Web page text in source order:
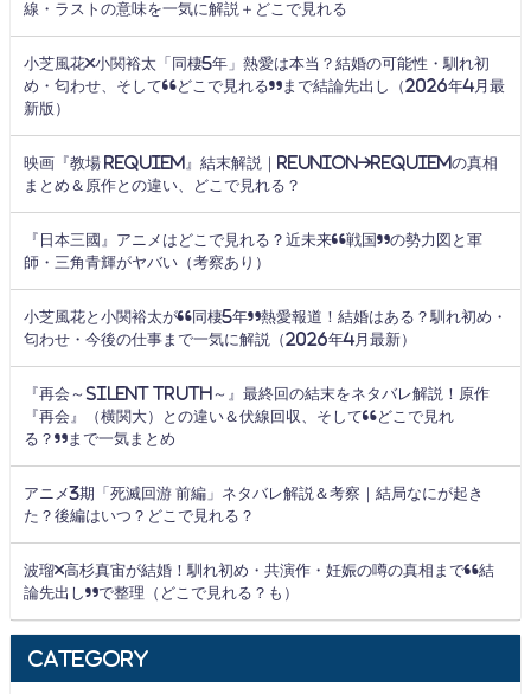
線・ラストの意味を一気に解説＋どこで見れる
小芝風花×小関裕太「同棲5年」熱愛は本当？結婚の可能性・馴れ初
め・匂わせ、そして“どこで見れる”まで結論先出し（2026年4月最
新版）
映画『教場 Requiem』結末解説｜Reunion→Requiemの真相
まとめ＆原作との違い、どこで見れる？
『日本三國』アニメはどこで見れる？近未来“戦国”の勢力図と軍
師・三角青輝がヤバい（考察あり）
小芝風花と小関裕太が“同棲5年”熱愛報道！結婚はある？馴れ初め・
匂わせ・今後の仕事まで一気に解説（2026年4月最新）
『再会～Silent Truth～』最終回の結末をネタバレ解説！原作
『再会』（横関大）との違い＆伏線回収、そして“どこで見れ
る？”まで一気まとめ
アニメ3期「死滅回游 前編」ネタバレ解説＆考察｜結局なにが起き
た？後編はいつ？どこで見れる？
波瑠×高杉真宙が結婚！馴れ初め・共演作・妊娠の噂の真相まで“結
論先出し”で整理（どこで見れる？も）
Category